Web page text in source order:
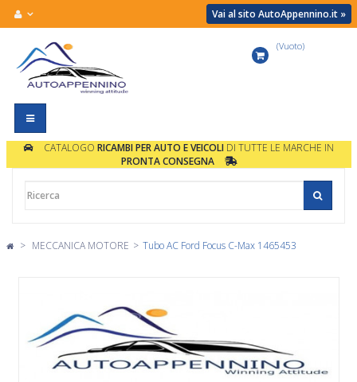
Vai al sito AutoAppennino.it »
Navigazione
Toggle
(Vuoto)
CATALOGO RICAMBI PER AUTO E VEICOLIDI TUTTE LE MARCHE IN
PRONTA CONSEGNA
> MECCANICA MOTORE > Tubo AC Ford Focus C-Max 1465453